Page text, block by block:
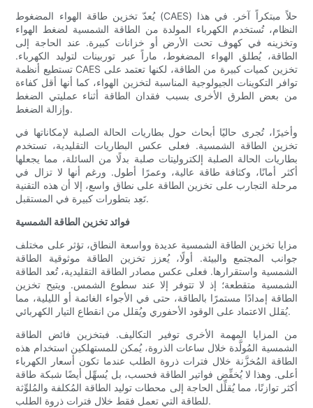
يُعدّ تخزين طاقة الهواء المضغوط (CAES) حلاً مبتكراً آخر. في هذا
النظام، تُستخدم الكهرباء المولدة من الطاقة الشمسية لضغط الهواء
وتخزينه في كهوف تحت الأرض أو خزانات كبيرة. عند الحاجة إلى
الطاقة، يُطلق الهواء المضغوط، ماراً عبر توربينات لتوليد الكهرباء.
تستطيع أنظمة CAES تخزين كميات كبيرة من الطاقة، لكنها تعتمد على
توافر التكوينات الجيولوجية المناسبة لتخزين الهواء، كما أنها أقل كفاءة
من بعض الطرق الأخرى بسبب فقدان الطاقة أثناء عمليتي الضغط
وإزالة الضغط.
وأخيرًا، تُجرى حاليًا أبحاث حول بطاريات الحالة الصلبة لإمكاناتها في
تخزين الطاقة الشمسية. فعلى عكس البطاريات التقليدية، تستخدم
بطاريات الحالة الصلبة إلكتروليتات صلبة بدلًا من السائلة، مما يجعلها
أكثر أمانًا، وكثافة طاقة عالية، وعمرًا أطول. ورغم أنها لا تزال في
مرحلة التجارب على تخزين الطاقة على نطاق واسع، إلا أن هذه التقنية
تَعِد بتطورات كبيرة في المستقبل.
فوائد تخزين الطاقة الشمسية
مزايا تخزين الطاقة الشمسية عديدة وواسعة النطاق، تؤثر على مختلف
جوانب المجتمع والبيئة. أولًا، يُعزز تخزين الطاقة موثوقية الطاقة
الشمسية واستقرارها. فعلى عكس مصادر الطاقة التقليدية، تُعد الطاقة
الشمسية متقطعة؛ إذ لا تتوفر إلا عند سطوع الشمس. ويتيح تخزين
الطاقة إمدادًا مستمرًا بالطاقة، حتى في الأجواء الغائمة أو الليلية، مما
يُقلل الاعتماد على الوقود الأحفوري ويُقلل من انقطاع التيار الكهربائي.
من المزايا المهمة الأخرى توفير التكاليف. فبتخزين فائض الطاقة
الشمسية المُولَّدة خلال ساعات الذروة، يُمكن للمستهلكين استخدام هذه
الطاقة المُخزَّنة خلال فترات ذروة الطلب عندما تكون أسعار الكهرباء
أعلى. وهذا لا يُخفِّض فواتير الطاقة فحسب، بل يُسهِّل أيضًا شبكة طاقة
أكثر توازنًا، مما يُقلِّل الحاجة إلى محطات توليد الطاقة المُكلفة والمُلوِّثة
للطاقة التي تعمل فقط خلال فترات ذروة الطلب.